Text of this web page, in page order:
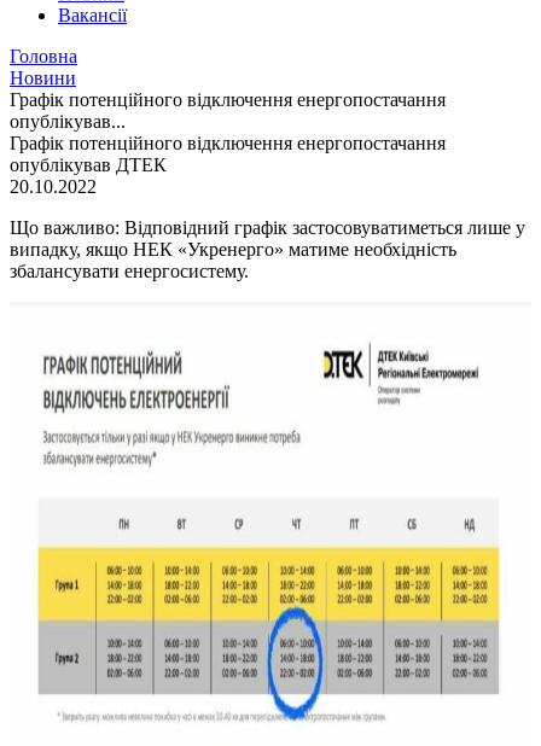
Вакансії
Головна
Новини
Графік потенційного відключення енергопостачання
опублікував...
Графік потенційного відключення енергопостачання
опублікував ДТЕК
20.10.2022
Що важливо: Відповідний графік застосовуватиметься лише у
випадку, якщо НЕК «Укренерго» матиме необхідність
збалансувати енергосистему.